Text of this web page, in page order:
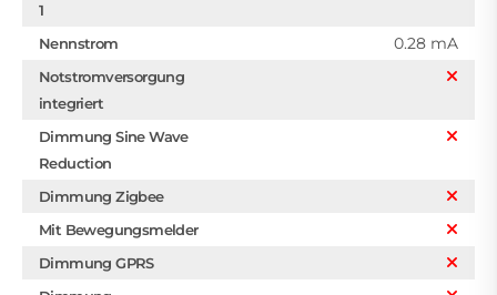
1
Nennstrom 0.28 mA
Notstromversorgung
integriert
Dimmung Sine Wave
Reduction
Dimmung Zigbee
Mit Bewegungsmelder
Dimmung GPRS